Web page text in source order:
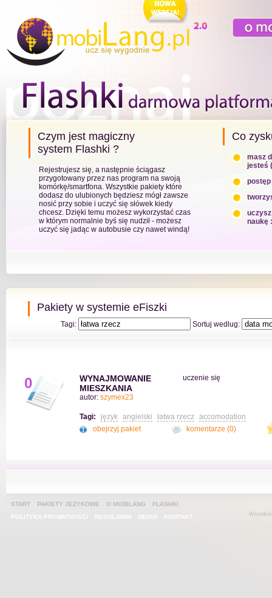
Czym jest magiczny
system Flashki ?
Rejestrujesz się, a następnie ściągasz
przygotowany przez nas program na swoją
komórkę/smartfona. Wszystkie pakiety które
dodasz do ulubionych będziesz mógł zawsze
nosić przy sobie i uczyć się słówek kiedy
chcesz. Dzięki temu możesz wykorzystać czas
w którym normalnie byś się nudził - możesz
uczyć się jadąc w autobusie czy nawet windą!
Co
masz
jesteś
postęp
uczysz
naukę
Pakiety w systemie eFiszki
Tagi: Sortuj wedlug:
0
WYNAJMOWANIE
MIESZKANIA
autor: szymex23
uczenie się
Tagi: język angielski łatwa rzecz accomodation
obejrzyj pakiet
komentarze (0)
START PAKIETY JEZYKOWE O MOBILANG
FLASHKI
POLITYKA PRYWATNOŚĆI
REGULAMIN MEDIA KONTAKT